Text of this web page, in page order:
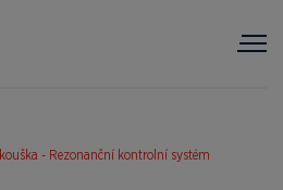
- Rezonanční kontrolní systém